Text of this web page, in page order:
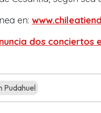
en:
dos conciertos
Pudahuel